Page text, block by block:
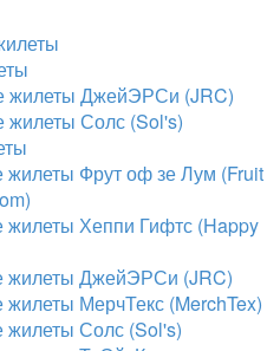
жилеты ДжейЭРСи (JRC)
жилеты Солс (Sol's)
жилеты Фрут оф зе Лум (Fruit
жилеты Хеппи Гифтс (Happy
жилеты ДжейЭРСи (JRC)
жилеты МерчТекс (MerchTex)
жилеты Солс (Sol's)